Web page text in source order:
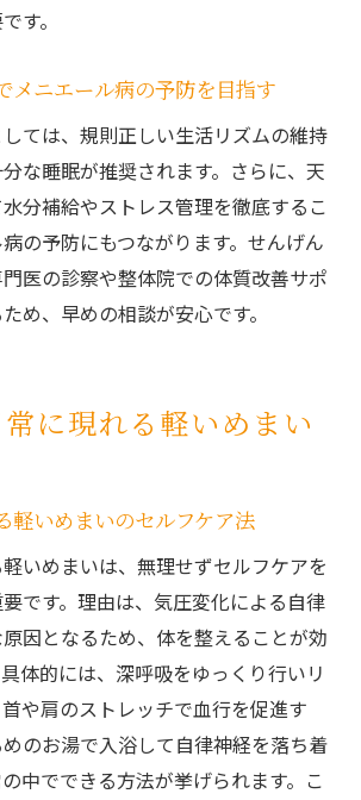
す。
メニエール病の予防を目指す
ては、規則正しい生活リズムの維持
な睡眠が推奨されます。さらに、天
分補給やストレス管理を徹底するこ
の予防にもつながります。せんげん
医の診察や整体院での体質改善サポ
め、早めの相談が安心です。
に現れる軽いめまい
軽いめまいのセルフケア法
いめまいは、無理せずセルフケアを
です。理由は、気圧変化による自律
因となるため、体を整えることが効
体的には、深呼吸をゆっくり行いリ
や肩のストレッチで血行を促進す
のお湯で入浴して自律神経を落ち着
中でできる方法が挙げられます。こ